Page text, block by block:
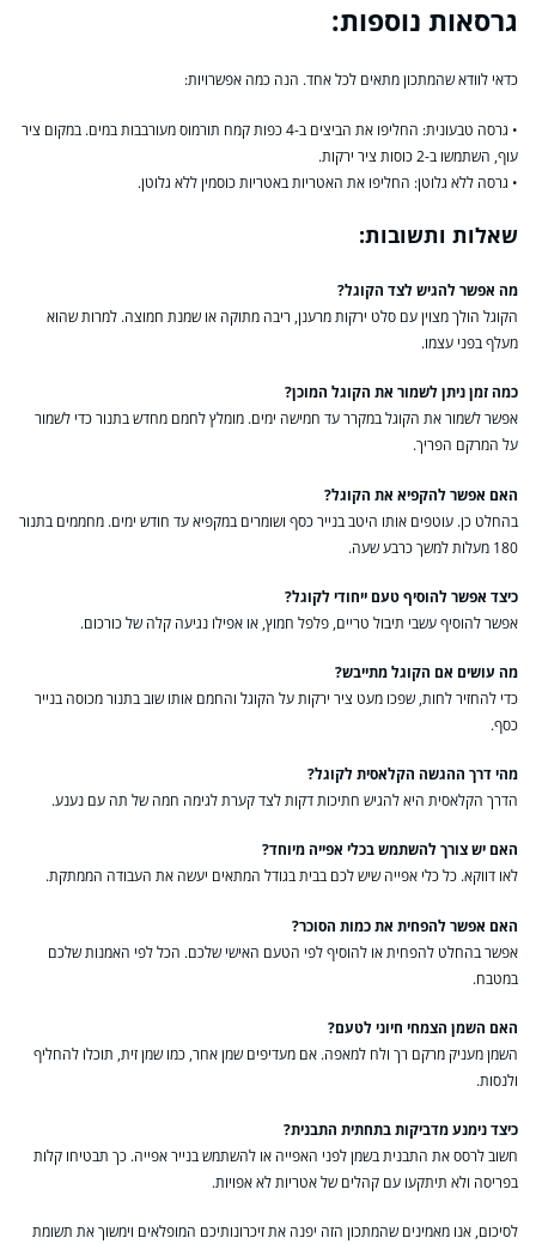
גרסאות נוספות:
כדאי לוודא שהמתכון מתאים לכל אחד. הנה כמה אפשרויות:
• גרסה טבעונית: החליפו את הביצים ב-4 כפות קמח תורמוס מעורבבות במים. במקום ציר
עוף, השתמשו ב-2 כוסות ציר ירקות.
• גרסה ללא גלוטן: החליפו את האטריות באטריות כוסמין ללא גלוטן.
שאלות ותשובות:
מה אפשר להגיש לצד הקוגל?
הקוגל הולך מצוין עם סלט ירקות מרענן, ריבה מתוקה או שמנת חמוצה. למרות שהוא
מעלף בפני עצמו.
כמה זמן ניתן לשמור את הקוגל המוכן?
אפשר לשמור את הקוגל במקרר עד חמישה ימים. מומלץ לחמם מחדש בתנור כדי לשמור
על המרקם הפריך.
האם אפשר להקפיא את הקוגל?
בהחלט כן. עוטפים אותו היטב בנייר כסף ושומרים במקפיא עד חודש ימים. מחממים בתנור
180 מעלות למשך כרבע שעה.
כיצד אפשר להוסיף טעם ייחודי לקוגל?
אפשר להוסיף עשבי תיבול טריים, פלפל חמוץ, או אפילו נגיעה קלה של כורכום.
מה עושים אם הקוגל מתייבש?
כדי להחזיר לחות, שפכו מעט ציר ירקות על הקוגל והחמם אותו שוב בתנור מכוסה בנייר
כסף.
מהי דרך ההגשה הקלאסית לקוגל?
הדרך הקלאסית היא להגיש חתיכות דקות לצד קערת לגימה חמה של תה עם נענע.
האם יש צורך להשתמש בכלי אפייה מיוחד?
לאו דווקא. כל כלי אפייה שיש לכם בבית בגודל המתאים יעשה את העבודה הממתקת.
האם אפשר להפחית את כמות הסוכר?
אפשר בהחלט להפחית או להוסיף לפי הטעם האישי שלכם. הכל לפי האמנות שלכם
במטבח.
האם השמן הצמחי חיוני לטעם?
השמן מעניק מרקם רך ולח למאפה. אם מעדיפים שמן אחר, כמו שמן זית, תוכלו להחליף
ולנסות.
כיצד נימנע מדביקות בתחתית התבנית?
חשוב לרסס את התבנית בשמן לפני האפייה או להשתמש בנייר אפייה. כך תבטיחו קלות
בפריסה ולא תיתקעו עם קהלים של אטריות לא אפויות.
לסיכום, אנו מאמינים שהמתכון הזה יפנה את זיכרונותיכם המופלאים וימשוך את תשומת